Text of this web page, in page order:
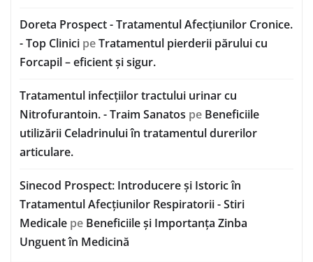
Doreta Prospect - Tratamentul Afecțiunilor Cronice.
- Top Clinici peTratamentul pierderii părului cu
Forcapil – eficient și sigur.
Tratamentul infecțiilor tractului urinar cu
Nitrofurantoin. - Traim Sanatos pe Beneficiile
utilizării Celadrinului în tratamentul durerilor
articulare.
Sinecod Prospect: Introducere și Istoric în
Tratamentul Afecțiunilor Respiratorii - Stiri
Medicale pe Beneficiile și Importanța Zinba
Unguent în Medicină